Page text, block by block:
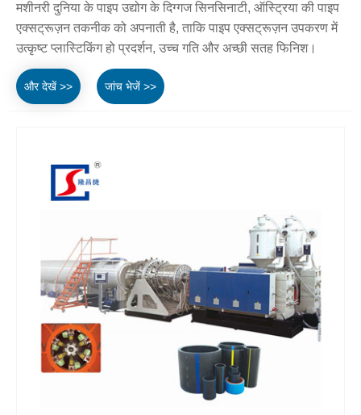
मशीनरी दुनिया के पाइप उद्योग के दिग्गज सिनसिनाटी, ऑस्ट्रिया की पाइप
एक्सट्रूज़न तकनीक को अपनाती है, ताकि पाइप एक्सट्रूज़न उपकरण में
उत्कृष्ट प्लास्टिकिंग हो प्रदर्शन, उच्च गति और अच्छी सतह फिनिश।
और देखें >> जांच भेजें >>